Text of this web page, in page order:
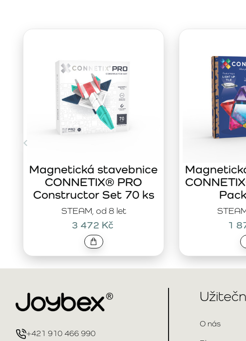
STEAM, od 8 let
Magnetická stavebnice
CONNETIX® PRO
Constructor Set 70 ks
3 472 Kč 1
+421 910 466 990
O nás